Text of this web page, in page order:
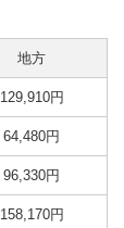
地方
129,910円
64,480円
96,330円
158,170円